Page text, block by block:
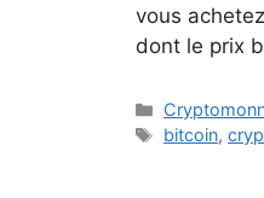
vous
dont le prix
Catégories
Étiquettes
bitcoin,